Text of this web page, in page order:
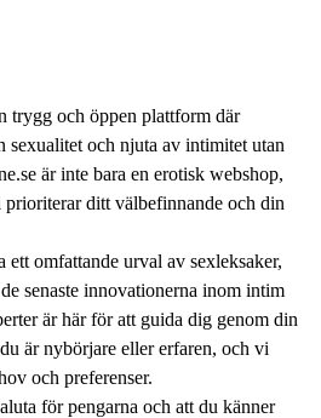
trygg och öppen plattform där
sexualitet och njuta av intimitet utan
är inte bara en erotisk webshop,
prioriterar ditt välbefinnande och din
ett omfattande urval av sexleksaker,
senaste innovationerna inom intim
är här för att guida dig genom din
är nybörjare eller erfaren, och vi
och preferenser.
för pengarna och att du känner